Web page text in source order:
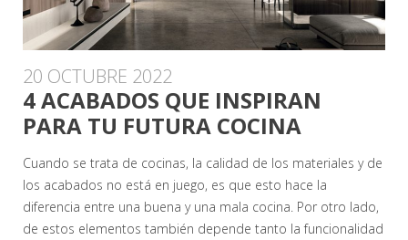
20 OCTUBRE 2022
4 ACABADOS QUE INSPIRAN
PARA TU FUTURA COCINA
Cuando se trata de cocinas, la calidad de los materiales y de
los acabados no está en juego, es que esto hace la
diferencia entre una buena y una mala cocina. Por otro lado,
de estos elementos también depende tanto la funcionalidad